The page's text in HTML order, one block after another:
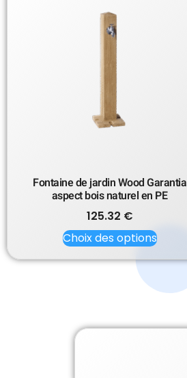
Fontaine de jardin Wood Garantia
aspect bois naturel en PE
125.32 €
Choix des options